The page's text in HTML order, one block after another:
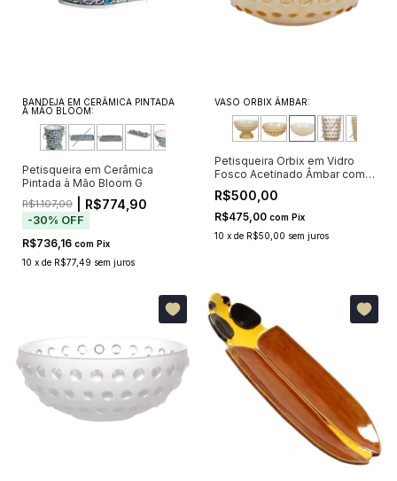
BANDEJA EM CERÂMICA PINTADA
À MÃO BLOOM:
Petisqueira em Cerâmica
Pintada à Mão Bloom G
R$1.107,00 | R$774,90
-30% OFF
R$736,16 com Pix
10 x de R$77,49 sem juros
VASO ORBIX ÂMBAR:
Petisqueira Orbix em Vidro
Fosco Acetinado Âmbar com
Pontos Cristalinos 25cm
R$500,00
R$475,00 com Pix
10 x de R$50,00 sem juros